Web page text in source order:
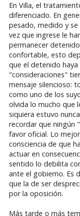
En Villa, el
diferenciado. En
pesado, medido y se
vez que ingrese le
permanecer
confortable, esto
que el detenido
"consideraciones"
mensaje silencioso:
como uno de los
olvida lo mucho que
siquiera estuvo
recordar que ningún
favor oficial. Lo
consciencia de que
actuar en
sentido lo debilita
ante el gobierno. Es
que la de ser
por la oposición.
Más tarde o más